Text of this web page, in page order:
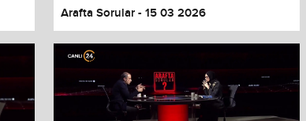
Arafta Sorular - 15 03 2026